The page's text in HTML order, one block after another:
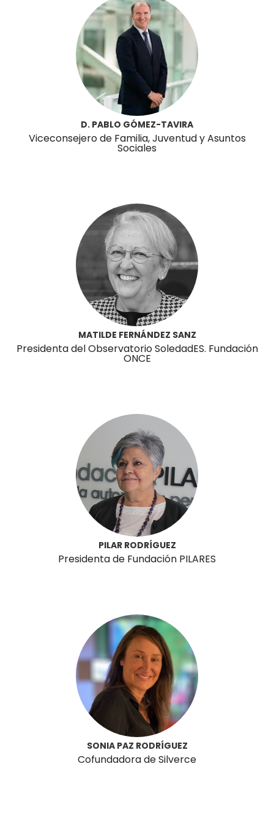
D. PABLO GÓMEZ-TAVIRA
Viceconsejero de Familia, Juventud y Asuntos
Sociales
MATILDE FERNÁNDEZ SANZ
Presidenta del Observatorio SoledadES. Fundación
ONCE
PILAR RODRÍGUEZ
Presidenta de Fundación PILARES
SONIA PAZ RODRÍGUEZ
Cofundadora de Silverce